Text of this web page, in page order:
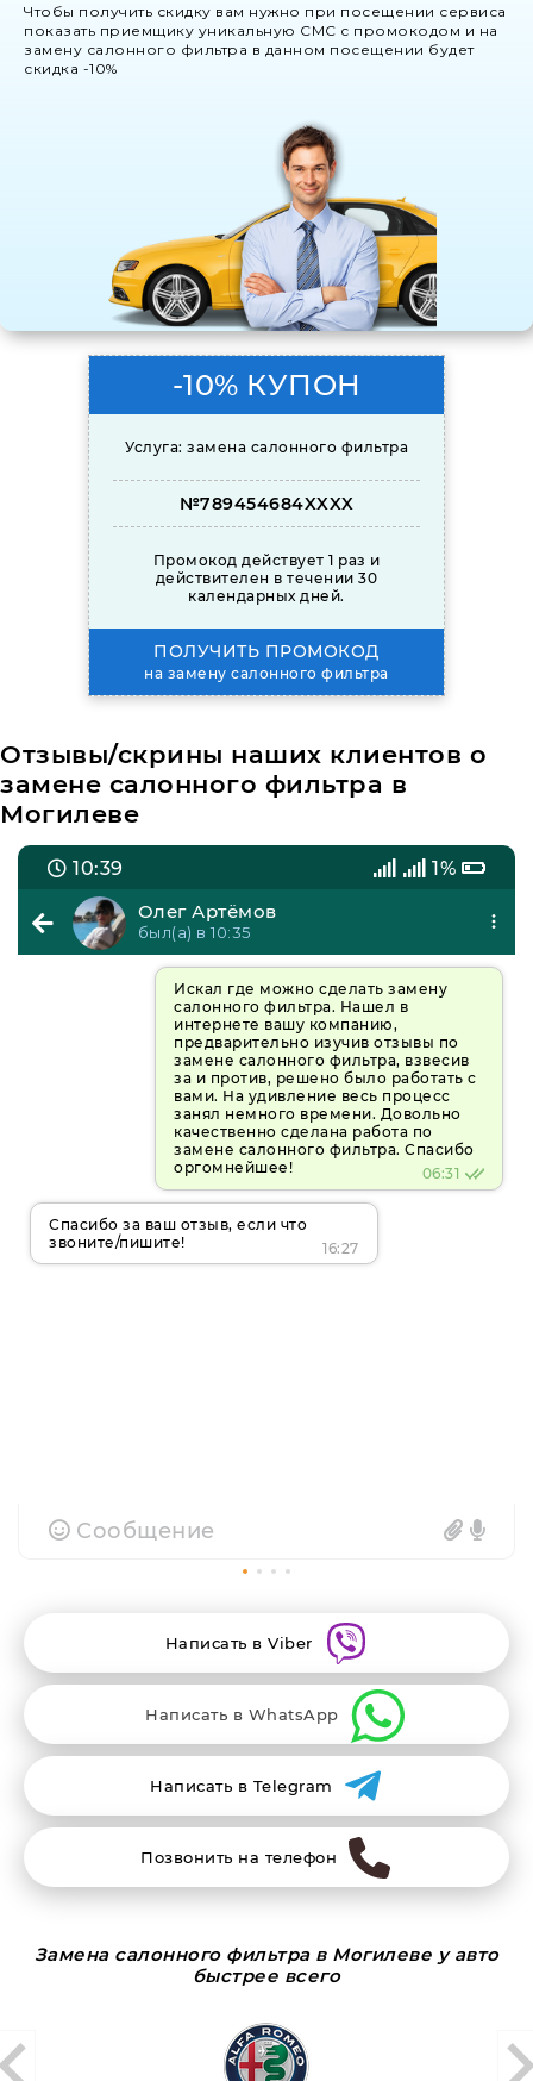
Чтобы получить скидку вам нужно при посещении сервиса
показать приемщику уникальную СМС с промокодом и на
замену салонного фильтра в данном посещении будет
скидка -10%
-10% КУПОН
Услуга: замена салонного фильтра
№789454684XXXX
Промокод действует 1 раз и
действителен в течении 30
календарных дней.
ПОЛУЧИТЬ ПРОМОКОД
на замену салонного фильтра
Отзывы/скрины наших клиентов о
замене салонного фильтра в
Могилеве
10:39
1%
Олег Артёмов
был(а) в 10:35
Искал где можно сделать замену
салонного фильтра. Нашел в
интернете вашу компанию,
предварительно изучив отзывы по
замене салонного фильтра, взвесив
за и против, решено было работать с
вами. На удивление весь процесс
занял немного времени. Довольно
качественно сделана работа по
замене салонного фильтра. Спасибо
оргомнейшее!
06:31
Спасибо за ваш отзыв, если что
звоните/пишите!
16:27
Сообщение
Написать в Viber
Написать в WhatsApp
Написать в Telegram
Позвонить на телефон
Замена салонного фильтра в Могилеве у авто
быстрее всего